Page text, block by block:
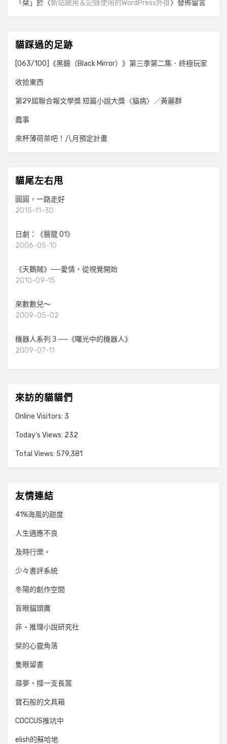
「栞」於〈新站啟用＆記錄使用的WordPress外掛〉發佈留言
貓踩過的足跡
[063/100]《黑鏡（Black Mirror）》第三季第二集．終極玩家
收拾東西
第29屆聯合報文學獎 短篇小說大獎〈貓病〉／黃麗群
蠢事
來杯薄荷茶吧！八月預定計畫
貓尾左右甩
圓圓，一路走好
2015-11-30
日劇：《醫龍 01》
2006-05-10
《天鵝賊》──愛情，從視覺開始
2010-09-15
來數數兒～
2009-05-02
機器人系列３──《曙光中的機器人》
2009-07-11
來訪的貓貓們
Online Visitors: 3
Today's Views: 232
Total Views: 579,381
友情連結
41%海風的甜度
人生適應不良
及時行樂。
少々書評系統
冬陽的創作空間
盲眼貓頭鷹
非‧推理小說研究社
栞的心靈角落
隻眼留書
尋夢，撐一支長篙
寶石般的文具箱
COCCUS推坑中
elish的蘇哈地